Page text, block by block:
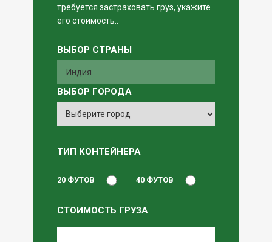
требуется застраховать груз, укажите
его стоимость..
ВЫБОР СТРАНЫ
ВЫБОР ГОРОДА
ТИП КОНТЕЙНЕРА
20 ФУТОВ 40 ФУТОВ
СТОИМОСТЬ ГРУЗА